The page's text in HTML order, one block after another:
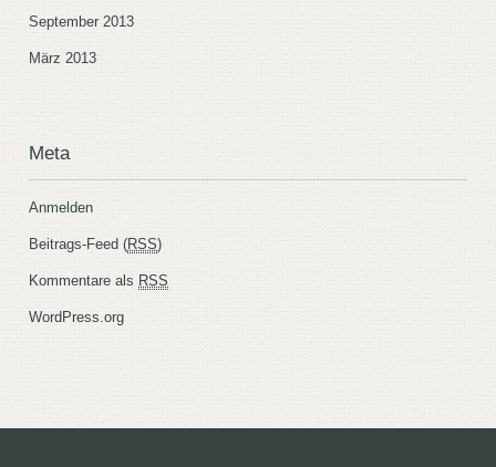
September 2013
März 2013
Meta
Anmelden
Beitrags-Feed (RSS)
Kommentare als RSS
WordPress.org